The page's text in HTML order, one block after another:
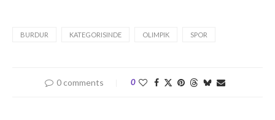
BURDUR KATEGORISINDE OLIMPIK SPOR
0 comments 0